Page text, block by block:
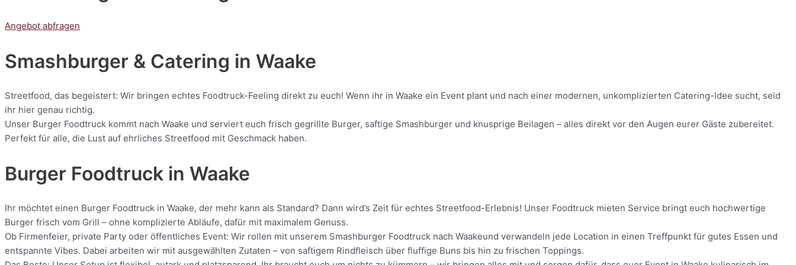
Angebot abfragen
Smashburger & Catering in Waake
Streetfood, das begeistert: Wir bringen echtes Foodtruck-Feeling direkt zu euch! Wenn ihr in Waake ein Event plant und nach einer modernen, unkomplizierten Catering-Idee sucht, seid
ihr hier genau richtig.
Unser Burger Foodtruck kommt nach Waake und serviert euch frisch gegrillte Burger, saftige Smashburger und knusprige Beilagen – alles direkt vor den Augen eurer Gäste zubereitet.
Perfekt für alle, die Lust auf ehrliches Streetfood mit Geschmack haben.
Burger Foodtruck in Waake
Ihr möchtet einen Burger Foodtruck in Waake, der mehr kann als Standard? Dann wird’s Zeit für echtes Streetfood-Erlebnis! Unser Foodtruck mieten Service bringt euch hochwertige
Burger frisch vom Grill – ohne komplizierte Abläufe, dafür mit maximalem Genuss.
Ob Firmenfeier, private Party oder öffentliches Event: Wir rollen mit unserem Smashburger Foodtruck nach Waakeund verwandeln jede Location in einen Treffpunkt für gutes Essen und
entspannte Vibes. Dabei arbeiten wir mit ausgewählten Zutaten – von saftigem Rindfleisch über fluffige Buns bis hin zu frischen Toppings.